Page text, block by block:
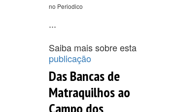
no Periodico
...
Saiba mais sobre esta
publicação
Das Bancas de
Matraquilhos ao
Campo dos